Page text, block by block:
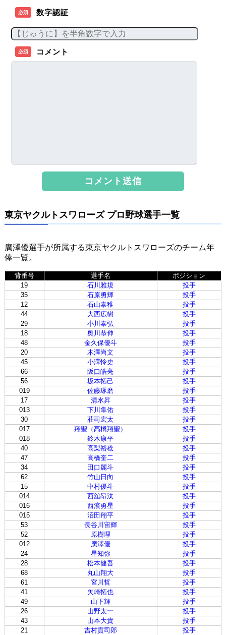
必須 数字認証
必須 コメント
東京ヤクルトスワローズ プロ野球選手一覧
廣澤優選手が所属する東京ヤクルトスワローズのチーム年
俸一覧。
背番号 選手名
ポジション
19
石川雅規
投手
35
石原勇輝
投手
12
石山泰稚
投手
44
大西広樹
投手
29
小川泰弘
投手
18
奥川恭伸
投手
48
金久保優斗
投手
20
木澤尚文
投手
45
小澤怜史
投手
66
阪口皓亮
投手
56
坂本拓己
投手
019
佐藤琢磨
投手
17
清水昇
投手
013
下川隼佑
投手
30
荘司宏太
投手
017
翔聖（髙橋翔聖）
投手
018
鈴木康平
投手
40
高梨裕稔
投手
47
高橋奎二
投手
34
田口麗斗
投手
62
竹山日向
投手
15
中村優斗
投手
014
西舘昂汰
投手
016
西濱勇星
投手
015
沼田翔平
投手
53
長谷川宙輝
投手
52
原樹理
投手
012
廣澤優
投手
24
星知弥
投手
28
松本健吾
投手
68
丸山翔大
投手
61
宮川哲
投手
41
矢崎拓也
投手
49
山下輝
投手
26
山野太一
投手
43
山本大貴
投手
21
吉村貢司郎
投手